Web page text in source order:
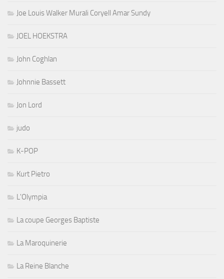
Joe Louis Walker Murali Coryell Amar Sundy
JOEL HOEKSTRA
John Coghlan
Johnnie Bassett
Jon Lord
judo
K-POP
Kurt Pietro
L'Olympia
La coupe Georges Baptiste
La Maroquinerie
La Reine Blanche